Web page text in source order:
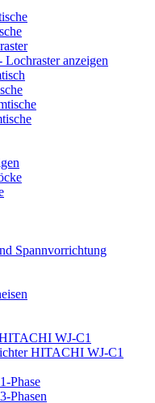
Lochraster anzeigen
Spannvorrichtung
WJ-C1
HITACHI WJ-C1
Phase
Phasen